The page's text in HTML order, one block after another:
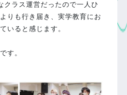
クラス運営だったので一人ひ
りも行き届き、実学教育にお
いると感じます。
す。